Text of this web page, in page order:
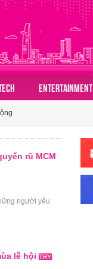
ENTERTAINMENT
rũ MCM
người yêu
lễ hội